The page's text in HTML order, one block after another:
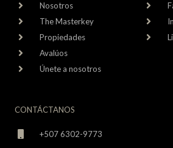
Nosotros
The Masterkey
Propiedades
Avalúos
Únete a nosotros
CONTÁCTANOS
+507 6302-9773